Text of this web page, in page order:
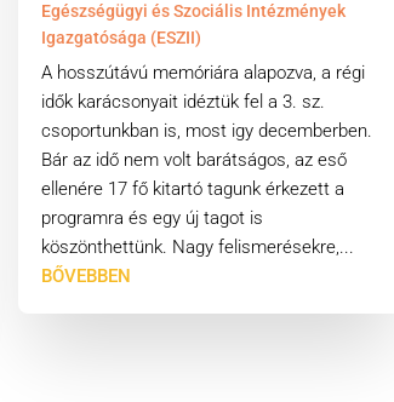
Egészségügyi és Szociális Intézmények
Igazgatósága (ESZII)
A hosszútávú memóriára alapozva, a régi
idők karácsonyait idéztük fel a 3. sz.
csoportunkban is, most igy decemberben.
Bár az idő nem volt barátságos, az eső
ellenére 17 fő kitartó tagunk érkezett a
programra és egy új tagot is
köszönthettünk. Nagy felismerésekre,...
BŐVEBBEN